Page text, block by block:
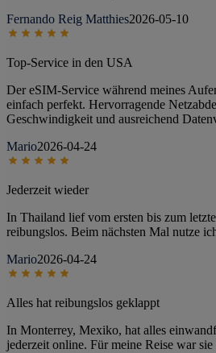
Fernando Reig Matthies2026-05-10
Top-Service in den USA
Der eSIM-Service während meines
einfach perfekt. Hervorragende
Geschwindigkeit und ausreichend
Mario2026-04-24
Jederzeit wieder
In Thailand lief vom ersten bis zum
reibungslos. Beim nächsten Mal nutze
Mario2026-04-24
Alles hat reibungslos geklappt
In Monterrey, Mexiko, hat alles
jederzeit online. Für meine Reise war